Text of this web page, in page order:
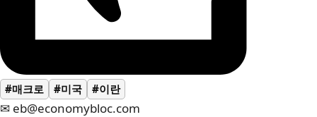
#매크로 #미국 #이란
✉ eb@economybloc.com